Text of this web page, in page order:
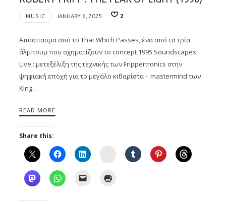
MUSIC JANUARY 6, 2025 2
Απόσπασμα από το That Which Passes, ένα από τα τρία
άλμπουμ που σχηματίζουν το concept 1995 Soundscapes
Live : μετεξέλιξη της τεχνικής των Frippertronics στην
ψηφιακή εποχή για το μεγάλο κιθαρίστα – mastermind των
King…
READ MORE
Share this:
Instagram